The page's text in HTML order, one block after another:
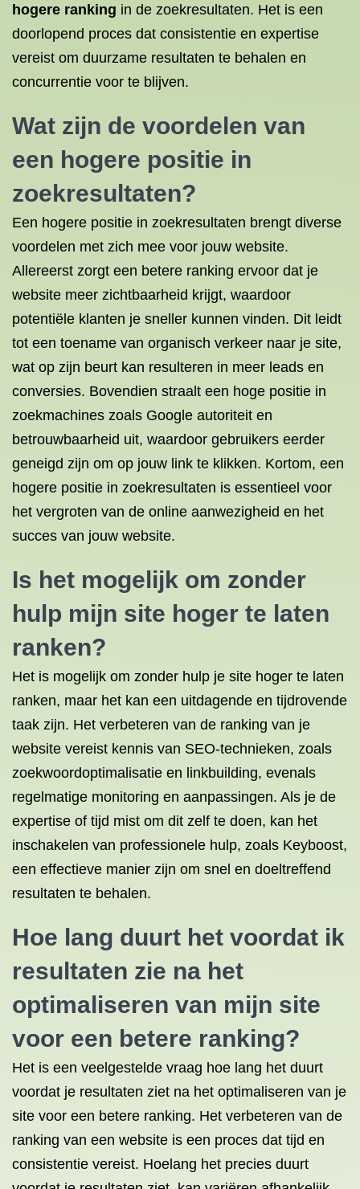
hogere ranking in de zoekresultaten. Het is een
doorlopend proces dat consistentie en expertise
vereist om duurzame resultaten te behalen en
concurrentie voor te blijven.
Wat zijn de voordelen van
een hogere positie in
zoekresultaten?
Een hogere positie in zoekresultaten brengt diverse
voordelen met zich mee voor jouw website.
Allereerst zorgt een betere ranking ervoor dat je
website meer zichtbaarheid krijgt, waardoor
potentiële klanten je sneller kunnen vinden. Dit leidt
tot een toename van organisch verkeer naar je site,
wat op zijn beurt kan resulteren in meer leads en
conversies. Bovendien straalt een hoge positie in
zoekmachines zoals Google autoriteit en
betrouwbaarheid uit, waardoor gebruikers eerder
geneigd zijn om op jouw link te klikken. Kortom, een
hogere positie in zoekresultaten is essentieel voor
het vergroten van de online aanwezigheid en het
succes van jouw website.
Is het mogelijk om zonder
hulp mijn site hoger te laten
ranken?
Het is mogelijk om zonder hulp je site hoger te laten
ranken, maar het kan een uitdagende en tijdrovende
taak zijn. Het verbeteren van de ranking van je
website vereist kennis van SEO-technieken, zoals
zoekwoordoptimalisatie en linkbuilding, evenals
regelmatige monitoring en aanpassingen. Als je de
expertise of tijd mist om dit zelf te doen, kan het
inschakelen van professionele hulp, zoals Keyboost,
een effectieve manier zijn om snel en doeltreffend
resultaten te behalen.
Hoe lang duurt het voordat ik
resultaten zie na het
optimaliseren van mijn site
voor een betere ranking?
Het is een veelgestelde vraag hoe lang het duurt
voordat je resultaten ziet na het optimaliseren van je
site voor een betere ranking. Het verbeteren van de
ranking van een website is een proces dat tijd en
consistentie vereist. Hoelang het precies duurt